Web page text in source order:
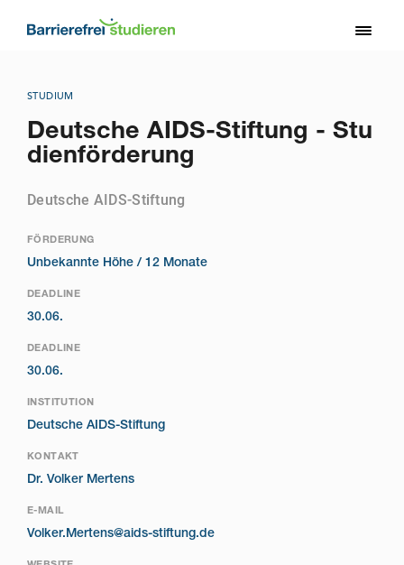
STUDIUM
Deutsche AIDS-Stiftung - Stu
dienförderung
Deutsche AIDS-Stiftung
FÖRDERUNG
Unbekannte Höhe / 12 Monate
DEADLINE
30.06.
DEADLINE
30.06.
INSTITUTION
Deutsche AIDS-Stiftung
KONTAKT
Dr. Volker Mertens
E-MAIL
Volker.Mertens@aids-stiftung.de